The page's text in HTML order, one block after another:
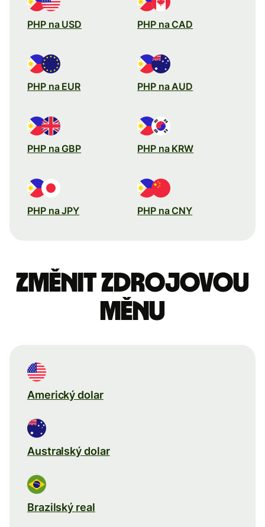
PHP na USD PHP na CAD
PHP na EUR PHP na AUD
PHP na GBP PHP na KRW
PHP na JPY PHP na CNY
Změnit zdrojovou
měnu
Americký dolar
Australský dolar
Brazilský real